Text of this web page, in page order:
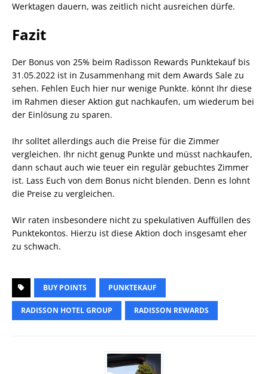
Werktagen dauern, was zeitlich nicht ausreichen dürfe.
Fazit
Der Bonus von 25% beim Radisson Rewards Punktekauf bis
31.05.2022 ist in Zusammenhang mit dem Awards Sale zu
sehen. Fehlen Euch hier nur wenige Punkte. könnt Ihr diese
im Rahmen dieser Aktion gut nachkaufen, um wiederum bei
der Einlösung zu sparen.
Ihr solltet allerdings auch die Preise für die Zimmer
vergleichen. Ihr nicht genug Punkte und müsst nachkaufen,
dann schaut auch wie teuer ein regulär gebuchtes Zimmer
ist. Lass Euch von dem Bonus nicht blenden. Denn es lohnt
die Preise zu vergleichen.
Wir raten insbesondere nicht zu spekulativen Auffüllen des
Punktekontos. Hierzu ist diese Aktion doch insgesamt eher
zu schwach.
BUY POINTS PUNKTEKAUF
RADISSON HOTEL GROUP RADISSON REWARDS